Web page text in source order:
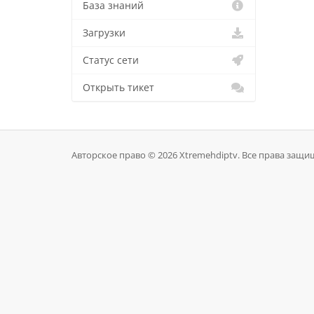
База знаний
Загрузки
Статус сети
Открыть тикет
Авторское право © 2026 Xtremehdiptv. Все права